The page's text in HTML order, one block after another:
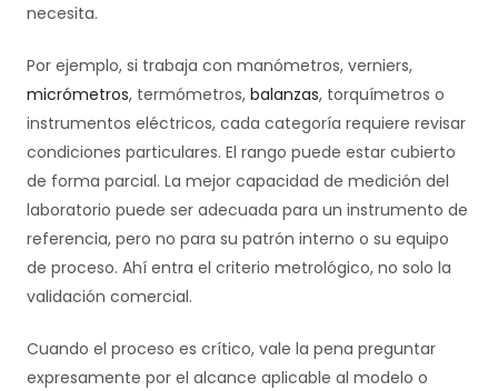
necesita.
Por ejemplo, si trabaja con manómetros, verniers,
micrómetros, termómetros, balanzas, torquímetros o
instrumentos eléctricos, cada categoría requiere revisar
condiciones particulares. El rango puede estar cubierto
de forma parcial. La mejor capacidad de medición del
laboratorio puede ser adecuada para un instrumento de
referencia, pero no para su patrón interno o su equipo
de proceso. Ahí entra el criterio metrológico, no solo la
validación comercial.
Cuando el proceso es crítico, vale la pena preguntar
expresamente por el alcance aplicable al modelo o